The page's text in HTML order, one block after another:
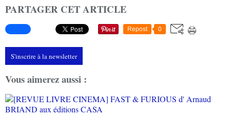
PARTAGER CET ARTICLE
Repost 0
S'inscrire à la newsletter
Vous aimerez aussi :